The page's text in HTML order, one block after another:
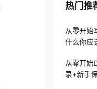
热门推
从零开始
什么你应
从零开始
录+新手